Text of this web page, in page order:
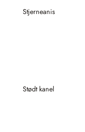
Stjerneanis
Stødt kanel